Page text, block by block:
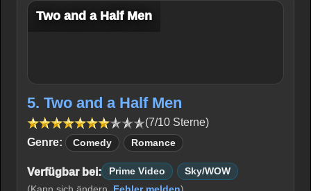
Two and a Half Men
5. Two and a Half Men
(7/10 Sterne)
Genre:
Comedy Romance
Verfügbar bei: Prime Video
Sky/WOW